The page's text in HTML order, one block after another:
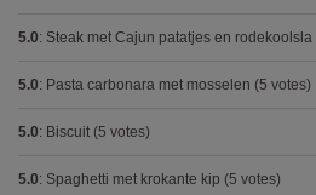
5.0: Steak met Cajun patatjes en rodekoolsla
5.0: Pasta carbonara met mosselen (5 votes)
5.0: Biscuit (5 votes)
5.0: Spaghetti met krokante kip (5 votes)